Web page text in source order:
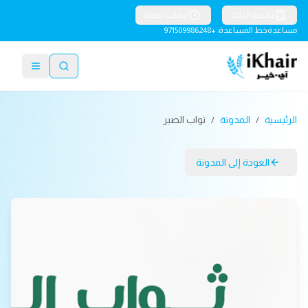
مساعدةخط المساعدة: +971509986248
الرئيسية / المدونة / ثواب الصبر
العودة إلى المدونة